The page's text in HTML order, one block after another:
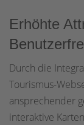
Erhöhte
Durch die
Tourismus-
ansprechender
interaktive